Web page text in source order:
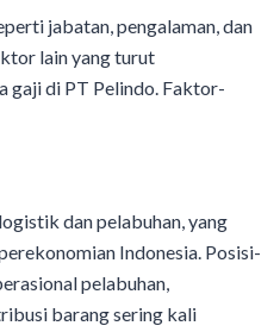
jabatan, pengalaman, dan
lain yang turut
gaji di PT Pelindo. Faktor-
dan pelabuhan, yang
Indonesia. Posisi-
pelabuhan,
barang sering kali